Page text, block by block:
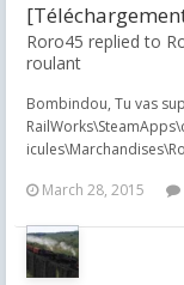
Roro45 replied to
roulant
Bombindou, Tu vas
March 28, 2015